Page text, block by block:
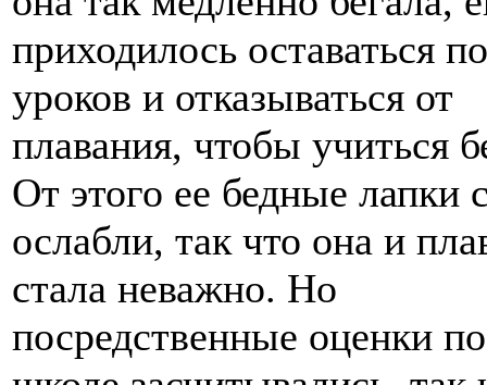
приходилось оставаться
уроков и отказываться от
плавания, чтобы учиться
От этого ее бедные лапки
ослабли, так что она и
стала неважно. Но
посредственные оценки